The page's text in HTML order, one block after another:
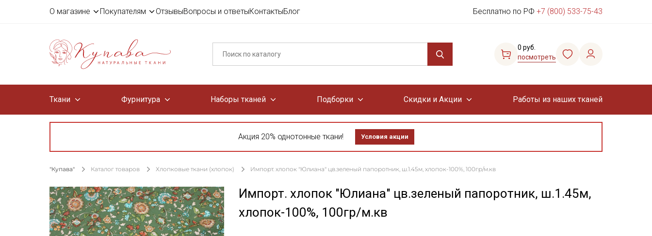
О магазине Покупателям ОтзывыВопросы и ответыКонтактыБлог Бесплатно по РФ +7 (800) 533-75-43
0 руб.
посмотреть
Ткани Фурнитура Наборы тканей Подборки Скидки и Акции Работы из наших тканей
Акция 20% однотонные ткани! Условия акции
"Купава" Каталог товаров Хлопковые ткани (хлопок) Импорт. хлопок "Юлиана" цв.зеленый папоротник, ш.1.45м, хлопок-100%, 100гр/м.кв
Импорт. хлопок "Юлиана" цв.зеленый папоротник, ш.1.45м,
хлопок-100%, 100гр/м.кв